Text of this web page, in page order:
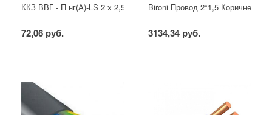
ККЗ ВВГ - П нг(А)-LS 2 х 2,5 ГОСТ
72,06 руб.
Bironi Провод 2*1,5 Коричневый
3134,34 руб.